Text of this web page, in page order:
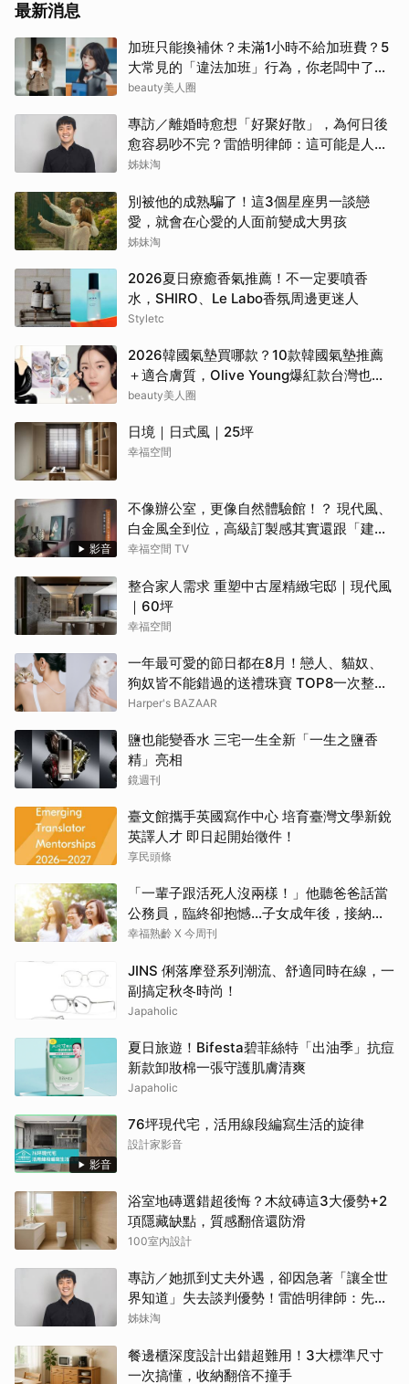
最新消息
加班只能換補休？未滿1小時不給加班費？5
大常見的「違法加班」行為，你老闆中了幾
項？
beauty美人圈
專訪／離婚時愈想「好聚好散」，為何日後
愈容易吵不完？雷皓明律師：這可能是人生
最貴的一份協議書
姊妹淘
別被他的成熟騙了！這3個星座男一談戀
愛，就會在心愛的人面前變成大男孩
姊妹淘
2026夏日療癒香氣推薦！不一定要噴香
水，SHIRO、Le Labo香氛周邊更迷人
Styletc
2026韓國氣墊買哪款？10款韓國氣墊推薦
＋適合膚質，Olive Young爆紅款台灣也能
買
beauty美人圈
日境｜日式風｜25坪
幸福空間
影音
不像辦公室，更像自然體驗館！？ 現代風、
白金風全到位，高級訂製感其實還跟「建築
腦」有關？！
幸福空間 TV
整合家人需求 重塑中古屋精緻宅邸｜現代風
｜60坪
幸福空間
一年最可愛的節日都在8月！戀人、貓奴、
狗奴皆不能錯過的送禮珠寶 TOP8一次整理
給你！ | BAZAAR
Harper's BAZAAR
鹽也能變香水 三宅一生全新「一生之鹽香
精」亮相
鏡週刊
臺文館攜手英國寫作中心 培育臺灣文學新銳
英譯人才 即日起開始徵件！
享民頭條
「一輩子跟活死人沒兩樣！」他聽爸爸話當
公務員，臨終卻抱憾…子女成年後，接納與
欣賞就夠了
幸福熟齡 X 今周刊
JINS 俐落摩登系列潮流、舒適同時在線，一
副搞定秋冬時尚！
Japaholic
夏日旅遊！Bifesta碧菲絲特「出油季」抗痘
新款卸妝棉一張守護肌膚清爽
Japaholic
影音
76坪現代宅，活用線段編寫生活的旋律
設計家影音
浴室地磚選錯超後悔？木紋磚這3大優勢+2
項隱藏缺點，質感翻倍還防滑
100室內設計
專訪／她抓到丈夫外遇，卻因急著「讓全世
界知道」失去談判優勢！雷皓明律師：先守
住證據，才有選擇
姊妹淘
餐邊櫃深度設計出錯超難用！3大標準尺寸
一次搞懂，收納翻倍不撞手